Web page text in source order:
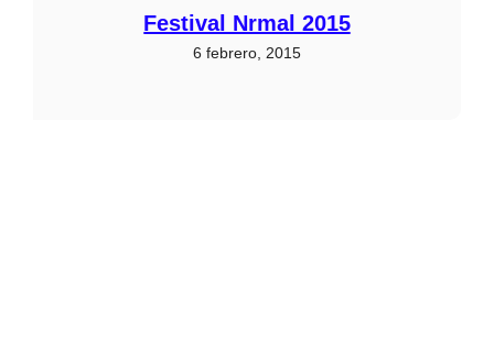
Festival Nrmal 2015
6 febrero, 2015